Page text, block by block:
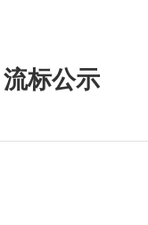
标公示